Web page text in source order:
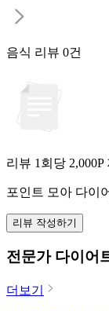
음식 리뷰 0건
리뷰 1회당 2,000P
포인트 모아 다이
리뷰 작성하기
전문가 다이어
더보기